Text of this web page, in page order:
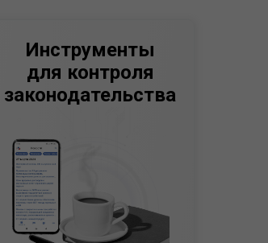
Инструменты
для контроля
законодательства